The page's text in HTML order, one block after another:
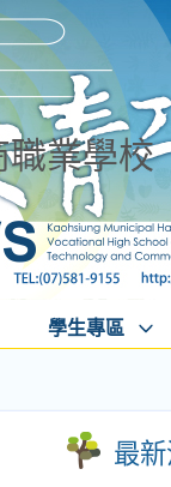
業學校
學生專區
最